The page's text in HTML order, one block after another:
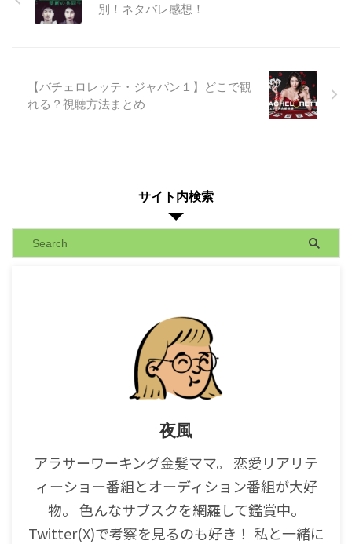
別！ネタバレ感想！
【バチェロレッテ・ジャパン１】どこで観
れる？視聴方法まとめ
サイト内検索
夜風
アラサーワーキング金髪ママ。 恋愛リアリテ
ィーショー番組とオーディション番組が大好
物。 色んなサブスクを網羅して鑑賞中。
Twitter(X)で考察を見るのも好き！ 私と一緒に